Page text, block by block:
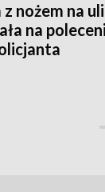
nożem na
na